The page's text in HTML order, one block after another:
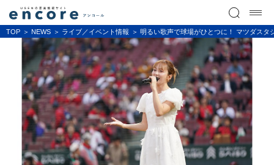
TOP NEWS ライブ／イベント情報 明るい歌声で球場がひとつに！ マツダスタ